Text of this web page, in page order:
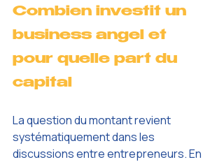
Combien investit un
business angel et
pour quelle part du
capital
La question du montant revient
systématiquement dans les
discussions entre entrepreneurs. En